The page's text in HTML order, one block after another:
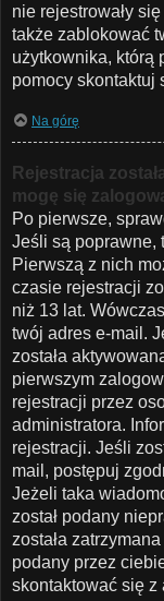
nie rejestrowały
także zablokować
użytkownika, którą
pomocy skontaktuj
Na górę
Rejestracja
mogę się
Po pierwsze,
Jeśli są poprawne,
Pierwszą z nich
czasie rejestracji
niż 13 lat.
twój adres e-mail.
została
pierwszym
rejestracji przez
administratora.
rejestracji. Jeśli
mail, postępuj
Jeżeli taka
został podany
została
podany przez
skontaktować się z